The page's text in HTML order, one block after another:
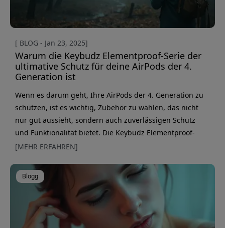
[ BLOG - Jan 23, 2025]
Warum die Keybudz Elementproof-Serie der
ultimative Schutz für deine AirPods der 4.
Generation ist
Wenn es darum geht, Ihre AirPods der 4. Generation zu
schützen, ist es wichtig, Zubehör zu wählen, das nicht
nur gut aussieht, sondern auch zuverlässigen Schutz
und Funktionalität bietet. Die Keybudz Elementproof-
Serie für die AirPods der 4. Generation ist die perfekte
Stößen schützen möchten. In diesem Artikel zeigen wir,
warum die Keybudz Elementproof-Serie die beste Wahl
[MEHR ERFAHREN]
Blogg